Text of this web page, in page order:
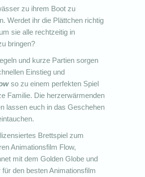
zu ihrem Boot zu
Werdet ihr die Plättchen richtig
sie alle rechtzeitig in
bringen?
und kurze Partien sorgen
Einstieg und
so zu einem perfekten Spiel
Familie. Die herzerwärmenden
lassen euch in das Geschehen
Brettspiel zum
Animationsfilm Flow,
mit dem Golden Globe und
den besten Animationsfilm